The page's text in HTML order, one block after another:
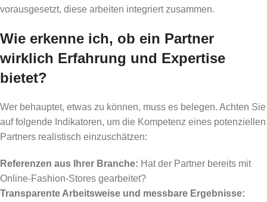
vorausgesetzt, diese arbeiten integriert zusammen.
Wie erkenne ich, ob ein Partner
wirklich Erfahrung und Expertise
bietet?
Wer behauptet, etwas zu können, muss es belegen. Achten Sie
auf folgende Indikatoren, um die Kompetenz eines potenziellen
Partners realistisch einzuschätzen:
Referenzen aus Ihrer Branche: Hat der Partner bereits mit
Online-Fashion-Stores gearbeitet?
Transparente Arbeitsweise und messbare Ergebnisse: